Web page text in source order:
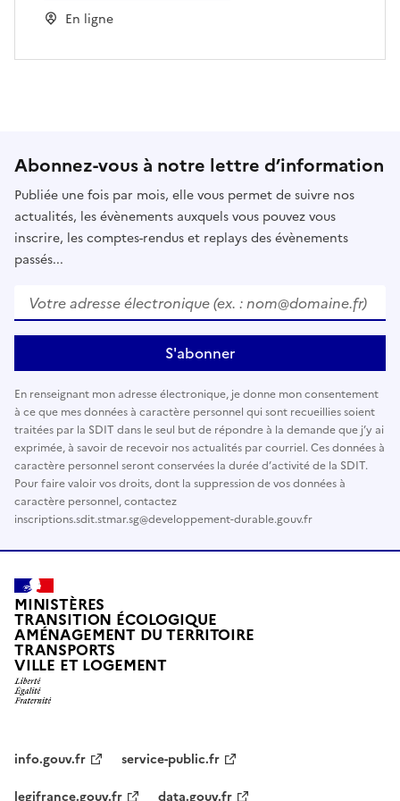
En ligne
Abonnez-vous à notre lettre d’information
Publiée une fois par mois, elle vous permet de suivre nos
actualités, les évènements auxquels vous pouvez vous
inscrire, les comptes-rendus et replays des évènements
passés...
Votre adresse électronique (ex. : nom@domaine.fr)*
S'abonner
En renseignant mon adresse électronique, je donne mon consentement
à ce que mes données à caractère personnel qui sont recueillies soient
traitées par la SDIT dans le seul but de répondre à la demande que j’y ai
exprimée, à savoir de recevoir nos actualités par courriel. Ces données à
caractère personnel seront conservées la durée d’activité de la SDIT.
Pour faire valoir vos droits, dont la suppression de vos données à
caractère personnel, contactez
inscriptions.sdit.stmar.sg@developpement-durable.gouv.fr
MINISTÈRES
TRANSITION ÉCOLOGIQUE
AMÉNAGEMENT DU TERRITOIRE
TRANSPORTS
VILLE ET LOGEMENT
info.gouv.fr
service-public.fr